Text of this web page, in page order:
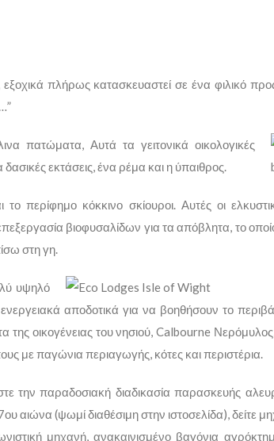
πλήρως κατασκευαστεί σε ένα φιλικό
πατώματα, Αυτά τα γειτονικά οικολογικές
δασικές εκτάσεις, ένα ρέμα και η ύπαιθρος.
κόκκινο σκίουροι. Αυτές οι
βιοφυσαλίδων για τα απόβλητα, το
στη γη.
υψηλό
αποδοτικά για να βοηθήσουν το
οικογένειας του νησιού, Calbourne
με παγώνια περιαγωγής, κότες και περιστέρια.
την παραδοσιακή διαδικασία παρασκευής
αιώνα (ψωμί διαθέσιμη στην ιστοσελίδα), δείτε
μηχανή, ανακαινισμένο βαγόνια